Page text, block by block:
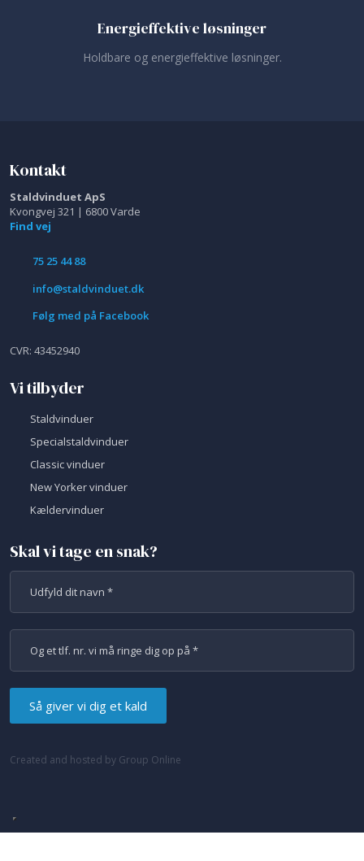
Energieffektive løsninger
Holdbare og energieffektive løsninger.
Kontakt
Staldvinduet ApS
Kvongvej 321 | 6800 Varde
Find vej
75 25 44 88
info@staldvinduet.dk
Følg med på Facebook
​CVR: 43452940
Vi tilbyder
​Staldvinduer​
​​Specialstaldvinduer​
​Classic vinduer​
​New Yorker vinduer​
​Kældervinduer​
Skal vi tage en snak?
Created and hosted by Group Online